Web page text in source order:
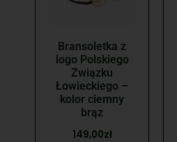
Bransoletka z
logo Polskiego
Związku
Łowieckiego –
kolor ciemny
brąz
149,00zł